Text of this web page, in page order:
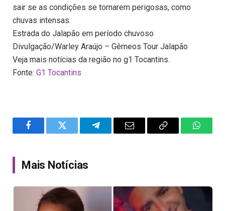
sair se as condições se tornarem perigosas, como
chuvas intensas.
Estrada do Jalapão em período chuvoso
Divulgação/Warley Araújo – Gêmeos Tour Jalapão
Veja mais notícias da região no g1 Tocantins.
Fonte: G1 Tocantins
FacebookTwitter TelegramEmail
Copy
Mais Notícias